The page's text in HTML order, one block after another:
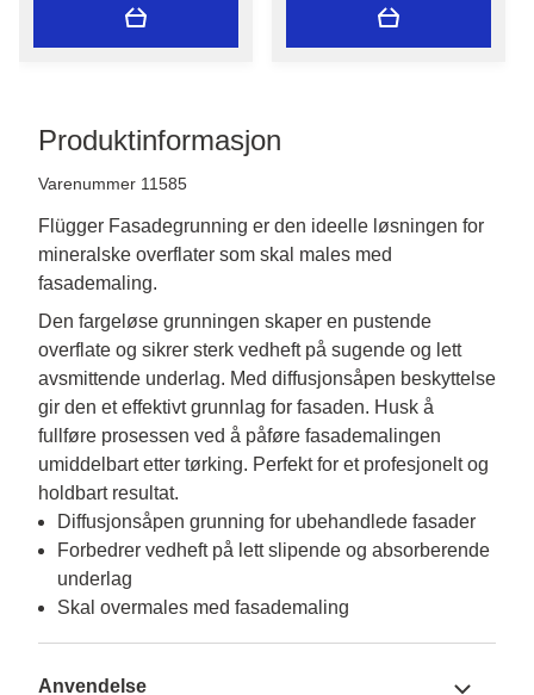
Produktinformasjon
Varenummer 11585
Flügger Fasadegrunning er den ideelle løsningen for
mineralske overflater som skal males med
fasademaling.
Den fargeløse grunningen skaper en pustende
overflate og sikrer sterk vedheft på sugende og lett
avsmittende underlag. Med diffusjonsåpen beskyttelse
gir den et effektivt grunnlag for fasaden. Husk å
fullføre prosessen ved å påføre fasademalingen
umiddelbart etter tørking. Perfekt for et profesjonelt og
holdbart resultat.
Diffusjonsåpen grunning for ubehandlede fasader
Forbedrer vedheft på lett slipende og absorberende
underlag
Skal overmales med fasademaling
Anvendelse